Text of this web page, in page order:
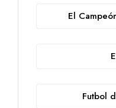
El
Futbol